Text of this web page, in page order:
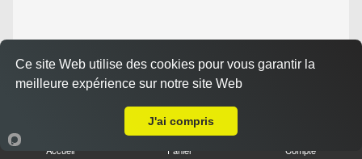
Accueil Panier Compte
Ce site Web utilise des cookies pour vous garantir la
meilleure expérience sur notre site Web
J'ai compris